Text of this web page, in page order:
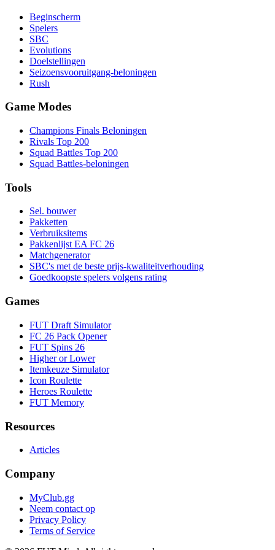
Beginscherm
Spelers
SBC
Evolutions
Doelstellingen
Seizoensvooruitgang-beloningen
Rush
Game Modes
Champions Finals Beloningen
Rivals Top 200
Squad Battles Top 200
Squad Battles-beloningen
Tools
Sel. bouwer
Pakketten
Verbruiksitems
Pakkenlijst EA FC 26
Matchgenerator
SBC's met de beste prijs-kwaliteitverhouding
Goedkoopste spelers volgens rating
Games
FUT Draft Simulator
FC 26 Pack Opener
FUT Spins 26
Higher or Lower
Itemkeuze Simulator
Icon Roulette
Heroes Roulette
FUT Memory
Resources
Articles
Company
MyClub.gg
Neem contact op
Privacy Policy
Terms of Service